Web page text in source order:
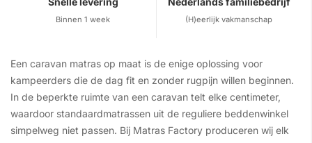
Binnen 1 week (H)eerlijk vakmanschap
Een caravan matras op maat is de enige oplossing voor
kampeerders die de dag fit en zonder rugpijn willen beginnen.
In de beperkte ruimte van een caravan telt elke centimeter,
waardoor standaardmatrassen uit de reguliere beddenwinkel
simpelweg niet passen. Bij Matras Factory produceren wij elk